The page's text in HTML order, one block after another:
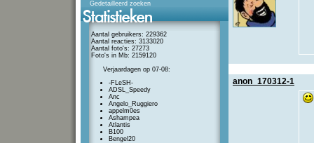
Gedetailleerd zoeken
Aantal gebruikers: 229362
Aantal reacties: 3133020
Aantal foto's: 27273
Foto's in Mb: 2159120
Verjaardagen op 07-08:
-FLeSH-
ADSL_Speedy
Anc
Angelo_Ruggiero
appelm0es
Ashampea
Atlantis
B100
Bengel20
anon_170312-1